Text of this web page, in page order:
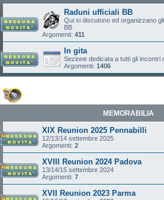
Raduni ufficiali BB
Qui si discutono ed organizzano
BB
Argomenti: 411
In gita
Sezione dedicata a tutti gli incontri
Argomenti: 1406
MEMORABILIA
XIX Reunion 2025 Pennabilli
12/13/14 settembre 2025
Argomenti: 2
XVIII Reunion 2024 Padova
13/14/15 settembre 2024
Argomenti: 7
XVII Reunion 2023 Parma